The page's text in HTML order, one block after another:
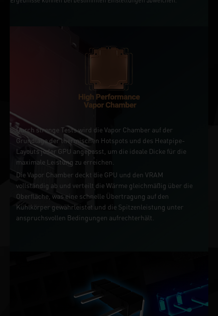
Durch strenge Tests wird die Vapor Chamber auf der
Grundlage der thermischen Hotspots und des Heatpipe-
Layouts jeder GPU angepasst, um die ideale Dicke für die
maximale Leistung zu erreichen.
Die Vapor Chamber deckt die GPU und den VRAM
vollständig ab und verteilt die Wärme gleichmäßig über die
Oberfläche, was eine schnelle Übertragung auf den
Kühlkörper gewährleistet und die Spitzenleistung unter
anspruchsvollen Bedingungen aufrechterhält.